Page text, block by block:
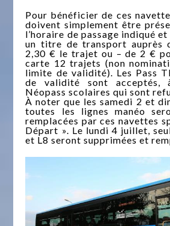
Pour bénéficier de ces
doivent simplement être
l’horaire de passage indiqué
un titre de transport auprès
2,30 € le trajet ou – de 2 €
carte 12 trajets (non
limite de validité). Les Pass
de validité sont acceptés,
Néopass scolaires qui sont
À noter que les samedi 2 et
toutes les lignes manéo
remplacées par ces navettes
Départ ». Le lundi 4 juillet,
et L8 seront supprimées et